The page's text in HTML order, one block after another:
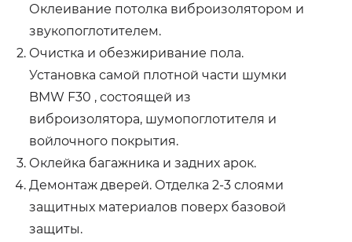
Оклеивание потолка виброизолятором и
звукопоглотителем.
Очистка и обезжиривание пола.
Установка самой плотной части шумки
BMW F30 , состоящей из
виброизолятора, шумопоглотителя и
войлочного покрытия.
Оклейка багажника и задних арок.
Демонтаж дверей. Отделка 2-3 слоями
защитных материалов поверх базовой
защиты.